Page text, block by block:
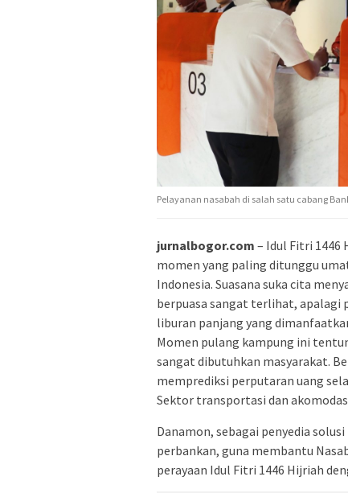
Pelayanan nasabah di salah satu cabang
jurnalbogor.com – Idul Fitri 1446
momen yang paling ditunggu
Indonesia. Suasana suka cita
berpuasa sangat terlihat, apalagi
liburan panjang yang
Momen pulang kampung ini
sangat dibutuhkan masyarakat.
memprediksi perputaran uang
Sektor transportasi dan
Danamon, sebagai penyedia
perbankan, guna membantu
perayaan Idul Fitri 1446 Hijriah